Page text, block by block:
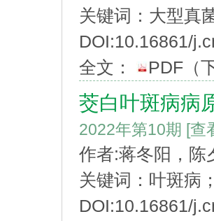
关键词：大型真
DOI:10.16861/
全文：
PDF （
茭白叶斑病病
2022年第10期 [查
作者:蒋冬阳，陈
关键词：叶斑病
DOI:10.16861/